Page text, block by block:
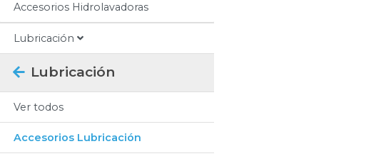
Accesorios Hidrolavadoras
Lubricación
Lubricación
Ver todos
Accesorios Lubricación